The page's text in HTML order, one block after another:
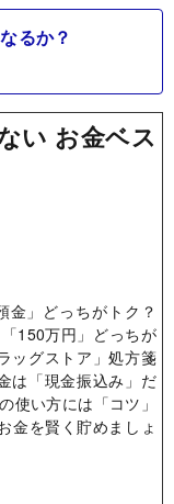
るか？
い お金ベス
金」どっちがトク？
150万円」どっちが
ッグストア」処方箋
は「現金振込み」だ
使い方には「コツ」
金を賢く貯めましょ